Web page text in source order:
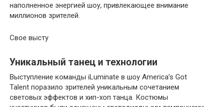
наполненное энергией шоу, привлекающее внимание
миллионов зрителей.
Свое высту
Уникальный танец и технологии
Выступление команды iLuminate в шоу America’s Got
Talent поразило зрителей уникальным сочетанием
световых эффектов и хип-хоп танца. Костюмы